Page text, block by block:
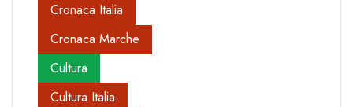
Cronaca Italia
Cronaca Marche
Cultura
Cultura Italia